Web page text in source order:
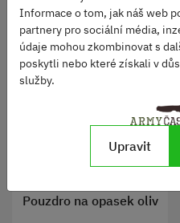
Pouzdro na opasek oliv
Informace o tom, jak náš web
partnery pro sociální média,
údaje mohou zkombinovat s
poskytli nebo které získali v
služby.
Upravit